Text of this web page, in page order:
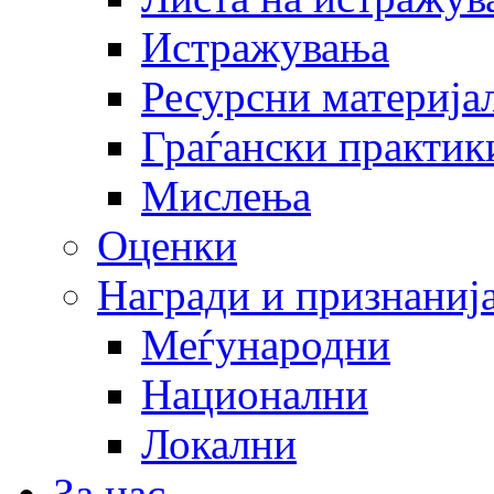
Истражувања
Ресурсни
Граѓански
Мислења
Оценки
Награди и
Меѓународни
Национални
Локални